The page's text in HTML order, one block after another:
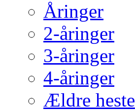
Åringer
2-åringer
3-åringer
4-åringer
Ældre heste